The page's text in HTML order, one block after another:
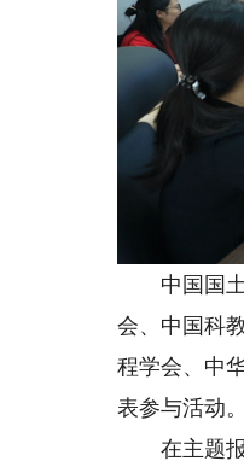
中国国土
会、中国科
程学会、中
表参与活动。
在主题报